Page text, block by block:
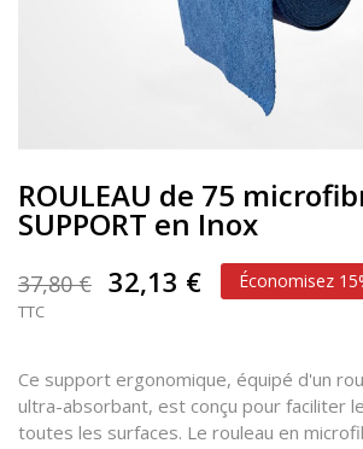
ROULEAU de 75
SUPPORT en Inox
37,80 € 32,13 € Économisez
TTC
Ce support ergonomique, équipé d'un
ultra-absorbant, est conçu pour faciliter
toutes les surfaces. Le rouleau en